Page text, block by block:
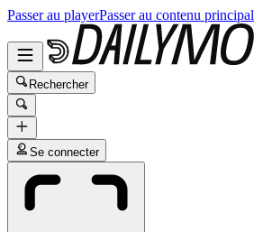
Passer au playerPasser au contenu principal
Rechercher
Se connecter